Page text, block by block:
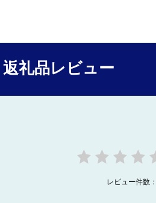
返礼品レビュー
レビュー件数：